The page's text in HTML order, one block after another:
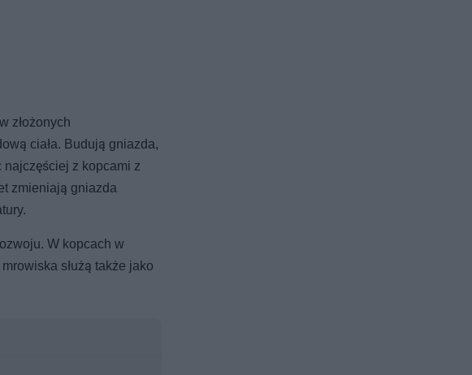
złożonych
ciała. Budują gniazda,
z kopcami z
zmieniają gniazda
W kopcach w
służą także jako